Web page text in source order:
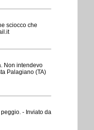
sciocco che
Non intendevo
Palagiano (TA)
- Inviato da